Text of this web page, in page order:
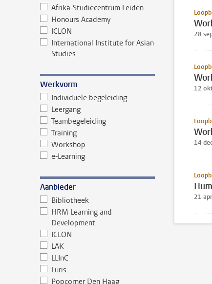
Afrika-Studiecentrum Leiden
Honours Academy
ICLON
International Institute for Asian
Studies
Werkvorm
Individuele begeleiding
Leergang
Teambegeleiding
Training
Workshop
e-Learning
Aanbieder
Bibliotheek
HRM Learning and
Development
ICLON
LAK
LLInC
Luris
Popcorner Den Haag
28
12
14
21